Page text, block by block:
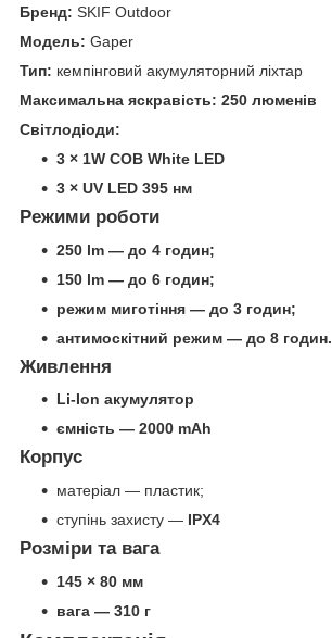
Бренд: SKIF Outdoor
Модель: Gaper
Тип: кемпінговий акумуляторний ліхтар
Максимальна яскравість: 250 люменів
Світлодіоди:
3 × 1W COB White LED
3 × UV LED 395 нм
Режими роботи
250 lm — до 4 годин;
150 lm — до 6 годин;
режим миготіння — до 3 годин;
антимоскітний режим — до 8 годин.
Живлення
Li-Ion акумулятор
ємність — 2000 mAh
Корпус
матеріал — пластик;
ступінь захисту — IPX4
Розміри та вага
145 × 80 мм
вага — 310 г